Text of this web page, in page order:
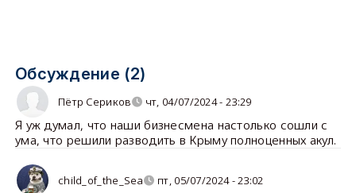
Обсуждение (2)
Пётр Сериков чт, 04/07/2024 - 23:29
Я уж думал, что наши бизнесмена настолько сошли с
ума, что решили разводить в Крыму полноценных акул.
child_of_the_Sea пт, 05/07/2024 - 23:02